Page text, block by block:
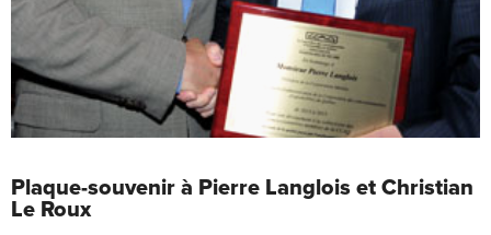
Plaque-souvenir à Pierre Langlois et Christian
Le Roux